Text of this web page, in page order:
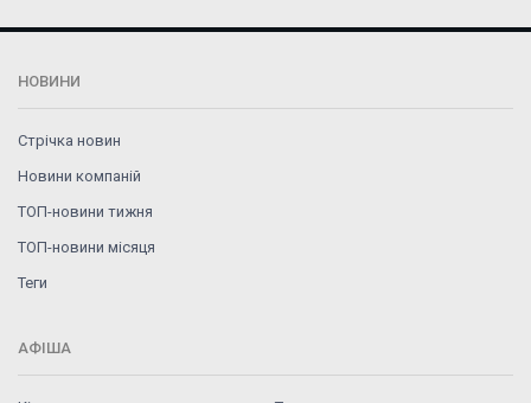
НОВИНИ
Стрічка новин
Новини компаній
ТОП-новини тижня
ТОП-новини місяця
Теги
АФІША